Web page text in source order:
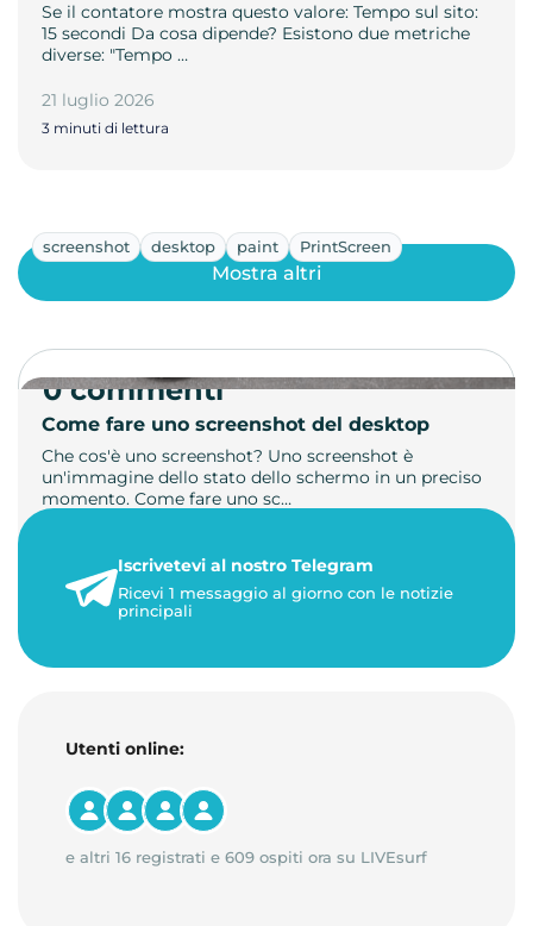
Se il contatore mostra questo valore: Tempo sul sito:
15 secondi Da cosa dipende? Esistono due metriche
diverse: "Tempo …
21 luglio 2026
3 minuti di lettura
screenshot desktop paint PrintScreen
Come fare uno screenshot del desktop
Che cos'è uno screenshot? Uno screenshot è
un'immagine dello stato dello schermo in un preciso
momento. Come fare uno sc…
1 minuto di lettura
Mostra altri
0 commenti
Iscrivetevi al nostro Telegram
Ricevi 1 messaggio al giorno con le notizie
principali
Utenti online:
e altri 16 registrati e 609 ospiti ora su LIVEsurf